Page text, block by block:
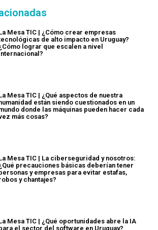
Mesa TIC | ¿Cómo crear empresas
de alto impacto en Uruguay?
lograr que escalen a nivel
Mesa TIC | ¿Qué aspectos de nuestra
humanidad están siendo cuestionados en un
donde las máquinas pueden hacer cada
más cosas?
Mesa TIC | La ciberseguridad y nosotros:
precauciones básicas deberían tener
y empresas para evitar estafas,
y chantajes?
Mesa TIC | ¿Qué oportunidades abre la IA
el sector del software en Uruguay?